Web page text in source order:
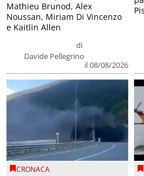
di
Davide Pellegrino
il 08/08/2026
Mathieu Brunod, Alex
Noussan, Miriam Di Vincenzo
e Kaitlin Allen
CRONACA